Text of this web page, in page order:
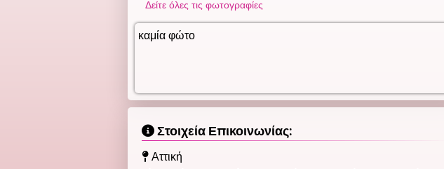
Δείτε όλες τις φωτογραφίες
καμία φώτο
Στοιχεία Επικοινωνίας:
Αττική